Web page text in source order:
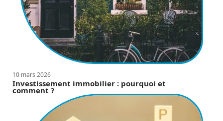
10 mars 2026
Investissement immobilier : pourquoi et
comment ?